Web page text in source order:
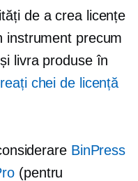
de a crea licențe
instrument precum
livra produse în
chei de licență
BinPress
(pentru